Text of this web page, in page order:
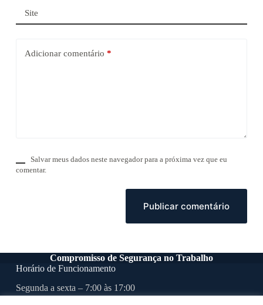
Site
Adicionar comentário *
Salvar meus dados neste navegador para a próxima vez que eu
comentar.
Publicar comentário
Compromisso de Segurança no Trabalho
Horário de Funcionamento
Segunda a sexta – 7:00 às 17:00